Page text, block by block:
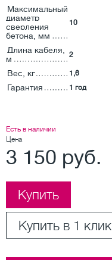
Максимальный
диаметр
сверления
бетона, мм
10
Длина кабеля,
м
2
Вес, кг 1,6
Гарантия 1 год
Есть в наличии
Цена
3 150 руб.
Купить
Купить в 1 клик